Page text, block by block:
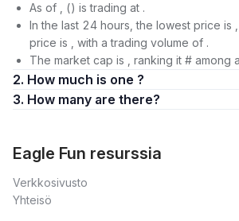
As of , () is trading at .
In the last 24 hours, the lowest price is
price is , with a trading volume of .
The market cap is , ranking it # among
2. How much is one ?
3. How many are there?
Eagle Fun resurssia
Verkkosivusto
Yhteisö